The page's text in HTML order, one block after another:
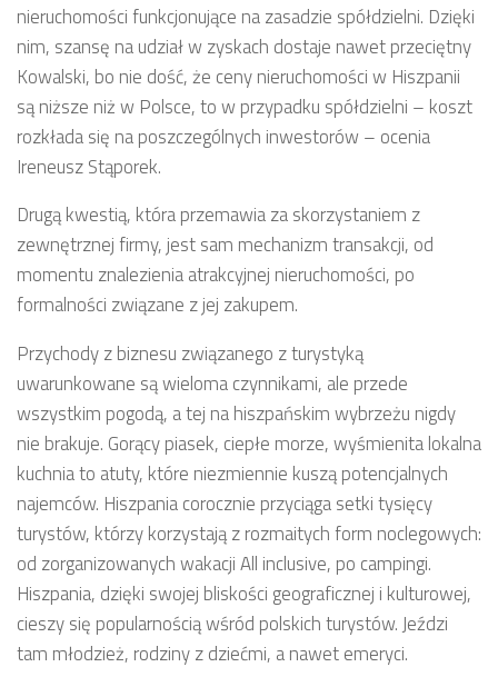
nieruchomości funkcjonujące na zasadzie spółdzielni. Dzięki
nim, szansę na udział w zyskach dostaje nawet przeciętny
Kowalski, bo nie dość, że ceny nieruchomości w Hiszpanii
są niższe niż w Polsce, to w przypadku spółdzielni – koszt
rozkłada się na poszczególnych inwestorów – ocenia
Ireneusz Stąporek.
Drugą kwestią, która przemawia za skorzystaniem z
zewnętrznej firmy, jest sam mechanizm transakcji, od
momentu znalezienia atrakcyjnej nieruchomości, po
formalności związane z jej zakupem.
Przychody z biznesu związanego z turystyką
uwarunkowane są wieloma czynnikami, ale przede
wszystkim pogodą, a tej na hiszpańskim wybrzeżu nigdy
nie brakuje. Gorący piasek, ciepłe morze, wyśmienita lokalna
kuchnia to atuty, które niezmiennie kuszą potencjalnych
najemców. Hiszpania corocznie przyciąga setki tysięcy
turystów, którzy korzystają z rozmaitych form noclegowych:
od zorganizowanych wakacji All inclusive, po campingi.
Hiszpania, dzięki swojej bliskości geograficznej i kulturowej,
cieszy się popularnością wśród polskich turystów. Jeździ
tam młodzież, rodziny z dziećmi, a nawet emeryci.